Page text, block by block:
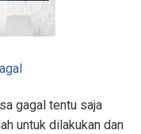
gagal tentu saja
untuk dilakukan dan